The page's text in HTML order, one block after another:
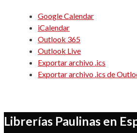
Google Calendar
iCalendar
Outlook 365
Outlook Live
Exportar archivo .ics
Exportar archivo .ics de
Librerías Paulinas en